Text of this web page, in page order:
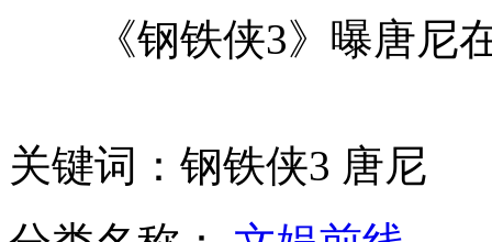
美警方:麻省理工枪击案嫌犯即为爆炸案制造者
《钢铁侠3》曝唐尼在
关键词：钢铁侠3 唐尼